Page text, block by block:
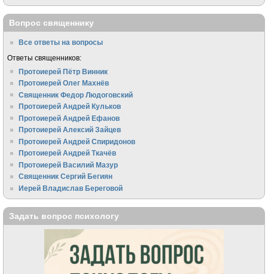
Вопрос священнику
Все ответы на вопросы
Ответы священников:
Протоиерей Пётр Винник
Протоиерей Олег Махнёв
Священник Федор Людоговский
Протоиерей Андрей Кульков
Протоиерей Андрей Ефанов
Протоиерей Алексий Зайцев
Протоиерей Андрей Спиридонов
Протоиерей Андрей Ткачёв
Протоиерей Василий Мазур
Священник Сергий Бегиян
Иерей Владислав Береговой
Задать вопрос психологу